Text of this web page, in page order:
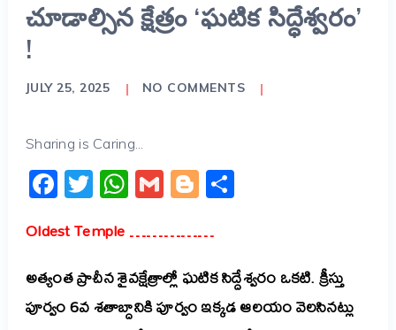
చూడాల్సిన క్షేత్రం ‘ఘటిక సిద్ధేశ్వరం’
!
JULY 25, 2025 NO COMMENTS
Sharing is Caring...
Facebook
Twitter
WhatsApp
GmailBlogger
Share
Oldest Temple ……………
అత్యంత ప్రాచీన శైవక్షేత్రాల్లో ఘటిక సిద్దేశ్వరం ఒకటి. క్రీస్తు
పూర్వం 6వ శతాబ్దానికి పూర్వం ఇక్కడ ఆలయం వెలసినట్లు